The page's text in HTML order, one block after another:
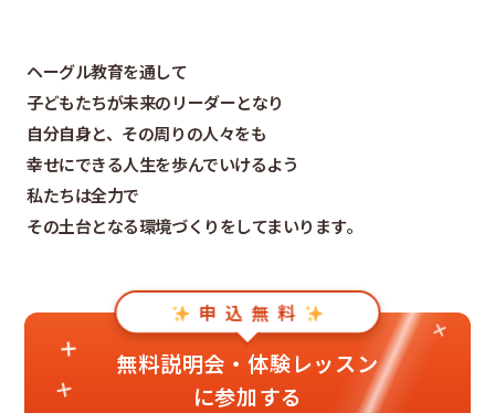
ヘーグル教育を通して
子どもたちが未来のリーダーとなり
自分自身と、その周りの人々をも
幸せにできる人生を歩んでいけるよう
私たちは全力で
その土台となる環境づくりをしてまいります。
申 込 無 料
無料説明会・体験レッスン
に参加する